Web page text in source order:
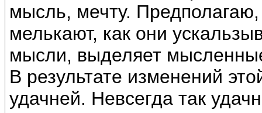
мысль, мечту.
мелькают, как они
мысли, выделяет
В результате изменений
удачней. Невсегда так